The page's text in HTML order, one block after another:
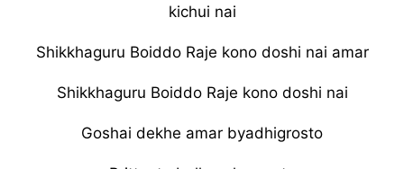
kichui nai
Shikkhaguru Boiddo Raje kono doshi nai amar
Shikkhaguru Boiddo Raje kono doshi nai
Goshai dekhe amar byadhigrosto